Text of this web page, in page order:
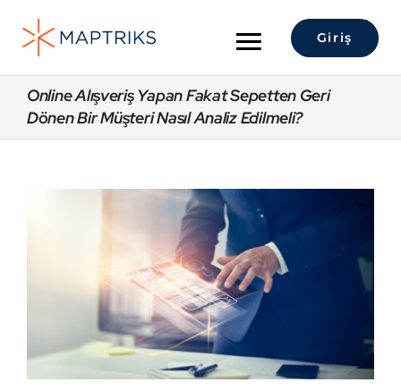
content
Toggle
Navigation
Hakkımızda
Maptriks Platform
Çözümler
Sektörler
Giriş
Online Alışveriş Yapan Fakat Sepetten Geri
Dönen Bir Müşteri Nasıl Analiz Edilmeli?